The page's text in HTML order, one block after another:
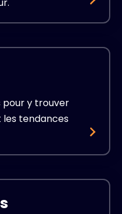
pour y trouver
les tendances